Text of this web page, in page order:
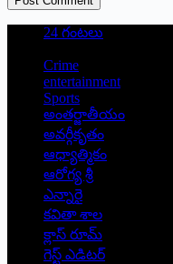
24 గంటలు
Crime
entertainment
Sports
అంతర్జాతీయం
అవర్గీకృతం
ఆధ్యాత్మికం
ఆరోగ్య శ్రీ
ఎన్నారై
కవితా శాల
క్లాస్ రూమ్
గెస్ట్ ఎడిటర్